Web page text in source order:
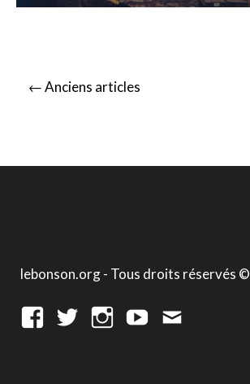
Posts
←Anciens articles
lebonson.org - Tous droits réservés ©